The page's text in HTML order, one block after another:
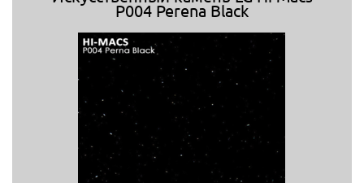
P004 Perena Black